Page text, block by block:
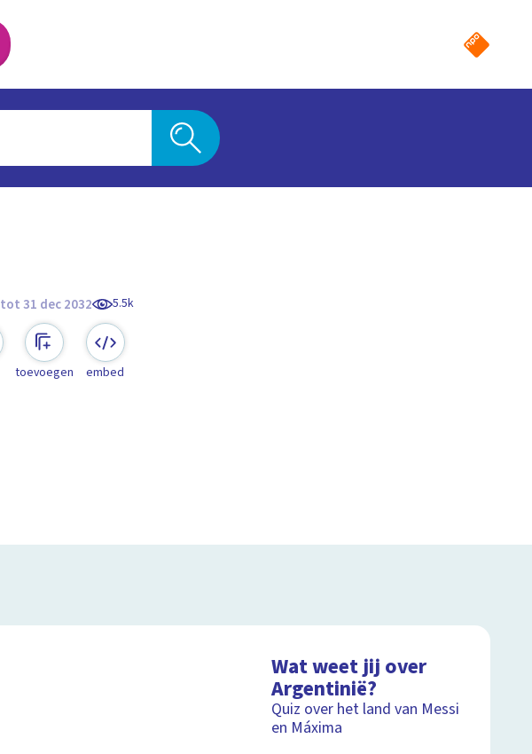
tot 31 dec 2032 5.5k
toevoegen embed
Wat weet jij over
Argentinië?
Quiz over het land van Messi
en Máxima